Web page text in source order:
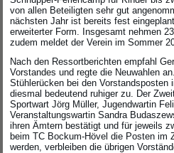
von allen Beteiligten sehr gut
nächsten Jahr ist bereits fest
erweiterter Form. Insgesamt nehmen
zudem meldet der Verein im Sommer
Nach den Ressortberichten empfahl
Vorstandes und regte die Neuwahlen
Stühlerücken bei den Vorstandsposten
diesmal bedeutend ruhiger zu. Der
Sportwart Jörg Müller, Jugendwartin
Veranstaltungswartin Sandra
ihren Ämtern bestätigt und für jeweils
beim TC Bockum-Hövel die Posten im
werden, verbleiben die übrigen